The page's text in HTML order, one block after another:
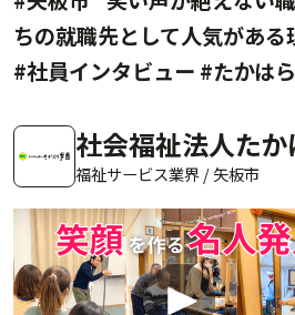
ちの就職先として人気がある
#社員インタビュー #たかは
社会福祉法人た
福祉サービス業界 / 矢板市